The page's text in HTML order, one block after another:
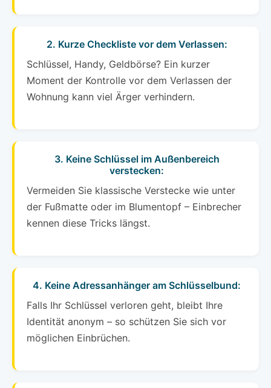
2. Kurze Checkliste vor dem Verlassen:
Schlüssel, Handy, Geldbörse? Ein kurzer
Moment der Kontrolle vor dem Verlassen der
Wohnung kann viel Ärger verhindern.
3. Keine Schlüssel im Außenbereich
verstecken:
Vermeiden Sie klassische Verstecke wie unter
der Fußmatte oder im Blumentopf – Einbrecher
kennen diese Tricks längst.
4. Keine Adressanhänger am Schlüsselbund:
Falls Ihr Schlüssel verloren geht, bleibt Ihre
Identität anonym – so schützen Sie sich vor
möglichen Einbrüchen.